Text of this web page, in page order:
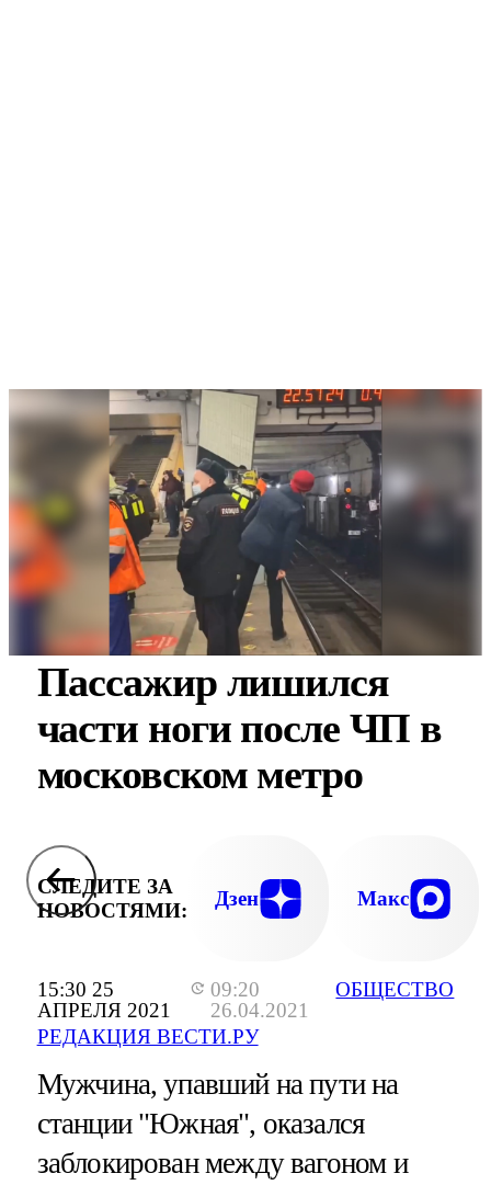
15:30 25
АПРЕЛЯ 2021
09:20
26.04.2021
РЕДАКЦИЯ ВЕСТИ.РУ
ОБЩЕСТВО
Пассажир лишился
части ноги после ЧП в
московском метро
СЛЕДИТЕ ЗА
НОВОСТЯМИ:
Дзен Макс
Мужчина, упавший на пути на
станции "Южная", оказался
заблокирован между вагоном и